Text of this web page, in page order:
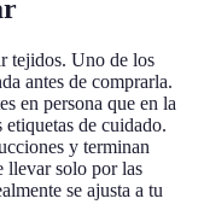
tejidos. Uno de los
antes de comprarla.
en persona que en la
de cuidado.
y terminan
llevar solo por las
se ajusta a tu